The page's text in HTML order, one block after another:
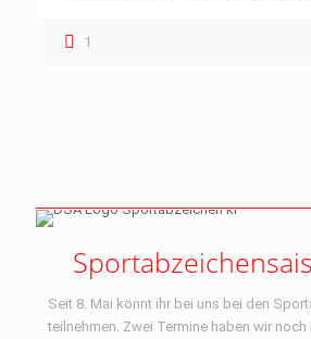
1
Seit 8. Mai könnt ihr bei uns bei den
teilnehmen. Zwei Termine haben wir